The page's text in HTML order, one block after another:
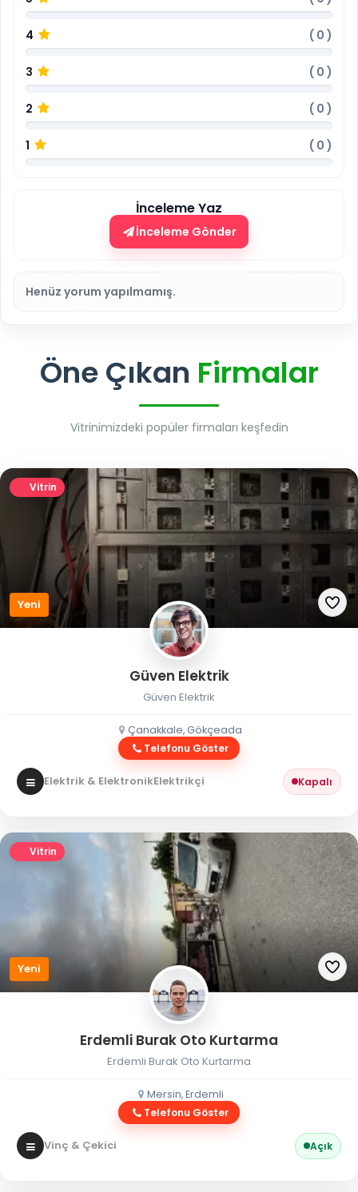
4 ( 0 )
3 ( 0 )
2 ( 0 )
1 ( 0 )
İnceleme Yaz
İnceleme Gönder
Henüz yorum yapılmamış.
Öne Çıkan Firmalar
Vitrinimizdeki popüler firmaları keşfedin
Vitrin
Yeni
Güven Elektrik
Güven Elektrik
Çanakkale, Gökçeada
Telefonu Göster
Elektrik & ElektronikElektrikçi Kapalı
Vitrin
Yeni
Erdemli Burak Oto Kurtarma
Erdemli Burak Oto Kurtarma
Mersin, Erdemli
Telefonu Göster
Vinç & Çekici Açık